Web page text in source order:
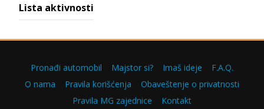
Lista aktivnosti
Pronađi automobil Majstor si? Imaš ideje
F.A.Q.
O nama
Pravila korišćenja
Obaveštenje o privatnosti
Pravila MG zajednice
Kontakt